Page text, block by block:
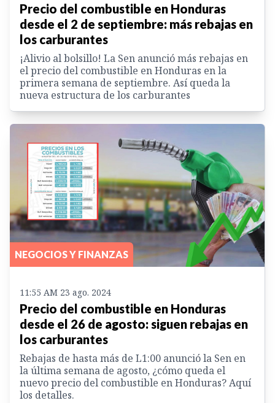
Precio del combustible en Honduras
desde el 2 de septiembre: más rebajas en
los carburantes
¡Alivio al bolsillo! La Sen anunció más rebajas en
el precio del combustible en Honduras en la
primera semana de septiembre. Así queda la
nueva estructura de los carburantes
NEGOCIOS Y FINANZAS
11:55 AM 23 ago. 2024
Precio del combustible en Honduras
desde el 26 de agosto: siguen rebajas en
los carburantes
Rebajas de hasta más de L1:00 anunció la Sen en
la última semana de agosto, ¿cómo queda el
nuevo precio del combustible en Honduras? Aquí
los detalles.